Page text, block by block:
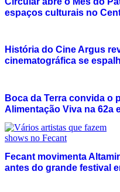
espaços culturais no
História do Cine Argus
cinematográfica se
Boca da Terra convida o
Alimentação Viva na 62a
Fecant movimenta
antes do grande festival